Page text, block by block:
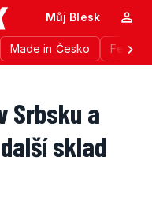
Made in Česko
Můj Blesk
Srbsku a
sklad